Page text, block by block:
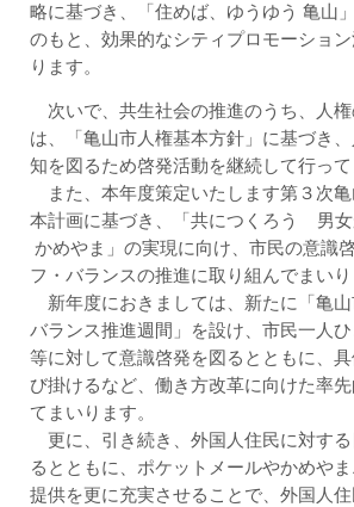
略に基づき、「住めば、ゆうゆう 亀山
のもと、効果的なシティプロモーショ
ります。
次いで、共生社会の推進のうち、人権
は、「亀山市人権基本方針」に基づき
知を図るため啓発活動を継続して行って
また、本年度策定いたします第３次
本計画に基づき、「共につくろう 男
かめやま」の実現に向け、市民の意識
フ・バランスの推進に取り組んでまいり
新年度におきましては、新たに「亀山
バランス推進週間」を設け、市民一人
等に対して意識啓発を図るとともに、
び掛けるなど、働き方改革に向けた率
てまいります。
更に、引き続き、外国人住民に対す
るとともに、ポケットメールやかめや
提供を更に充実させることで、外国人